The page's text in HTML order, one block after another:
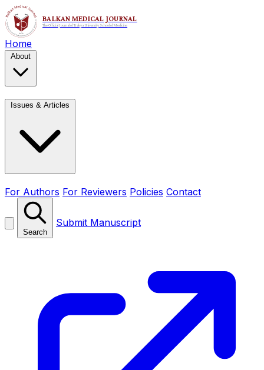
Home
About
Issues & Articles
For Authors For Reviewers Policies Contact
Search
Submit Manuscript